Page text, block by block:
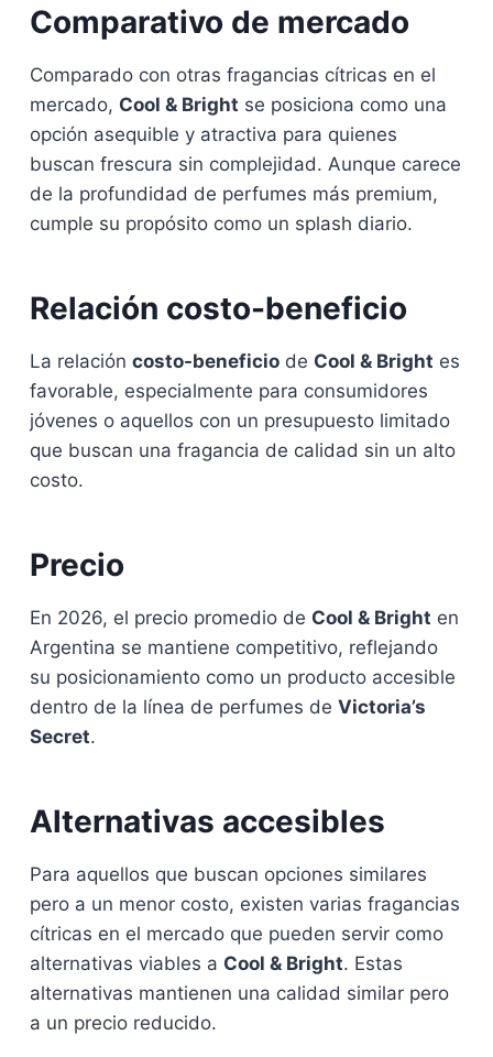
Comparativo de mercado
Comparado con otras fragancias cítricas en el
mercado, Cool & Bright se posiciona como una
opción asequible y atractiva para quienes
buscan frescura sin complejidad. Aunque carece
de la profundidad de perfumes más premium,
cumple su propósito como un splash diario.
Relación costo-beneficio
La relación costo-beneficio de Cool & Bright es
favorable, especialmente para consumidores
jóvenes o aquellos con un presupuesto limitado
que buscan una fragancia de calidad sin un alto
costo.
Precio
En 2026, el precio promedio de Cool & Bright en
Argentina se mantiene competitivo, reflejando
su posicionamiento como un producto accesible
dentro de la línea de perfumes de Victoria’s
Secret.
Alternativas accesibles
Para aquellos que buscan opciones similares
pero a un menor costo, existen varias fragancias
cítricas en el mercado que pueden servir como
alternativas viables a Cool & Bright. Estas
alternativas mantienen una calidad similar pero
a un precio reducido.